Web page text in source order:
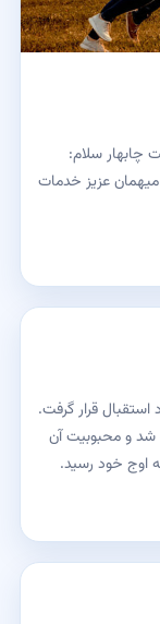
چابهار سلام:
عزیز خدمات
استقبال قرار گرفت.
شناخته شد و محبوبیت آن